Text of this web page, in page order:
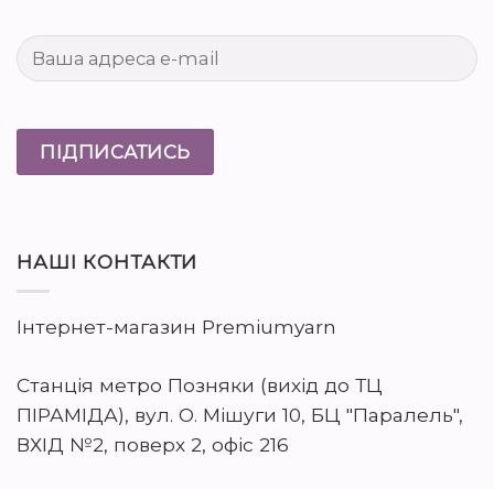
НАШІ КОНТАКТИ
Інтернет-магазин Premiumyarn
Станція метро Позняки (вихід до ТЦ
ПІРАМІДА), вул. О. Мішуги 10, БЦ "Паралель",
ВХІД №2, поверх 2, офіс 216